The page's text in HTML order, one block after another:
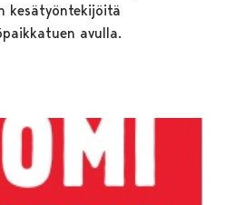
kesätyöntekijöitä
avulla.